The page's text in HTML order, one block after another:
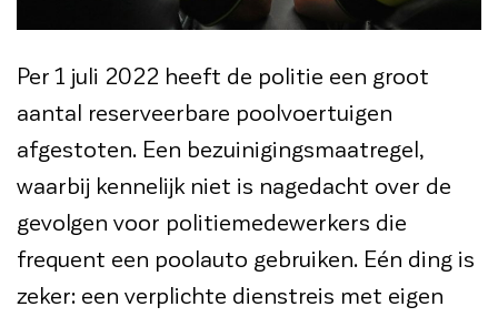
Per 1 juli 2022 heeft de politie een groot
aantal reserveerbare poolvoertuigen
afgestoten. Een bezuinigingsmaatregel,
waarbij kennelijk niet is nagedacht over de
gevolgen voor politiemedewerkers die
frequent een poolauto gebruiken. Eén ding is
zeker: een verplichte dienstreis met eigen